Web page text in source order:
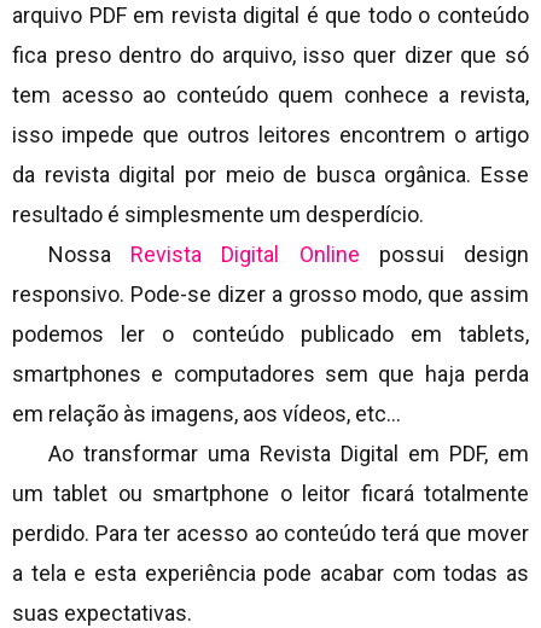
arquivo PDF em revista digital é que todo o conteúdo
fica preso dentro do arquivo, isso quer dizer que só
tem acesso ao conteúdo quem conhece a revista,
isso impede que outros leitores encontrem o artigo
da revista digital por meio de busca orgânica. Esse
resultado é simplesmente um desperdício.
Nossa Revista Digital Online possui design
responsivo. Pode-se dizer a grosso modo, que assim
podemos ler o conteúdo publicado em tablets,
smartphones e computadores sem que haja perda
em relação às imagens, aos vídeos, etc…
Ao transformar uma Revista Digital em PDF, em
um tablet ou smartphone o leitor ficará totalmente
perdido. Para ter acesso ao conteúdo terá que mover
a tela e esta experiência pode acabar com todas as
suas expectativas.